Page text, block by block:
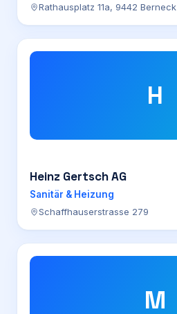
Rathausplatz 11a, 9442 Berneck
H
Heinz Gertsch AG
Sanitär & Heizung
Schaffhauserstrasse 279
M